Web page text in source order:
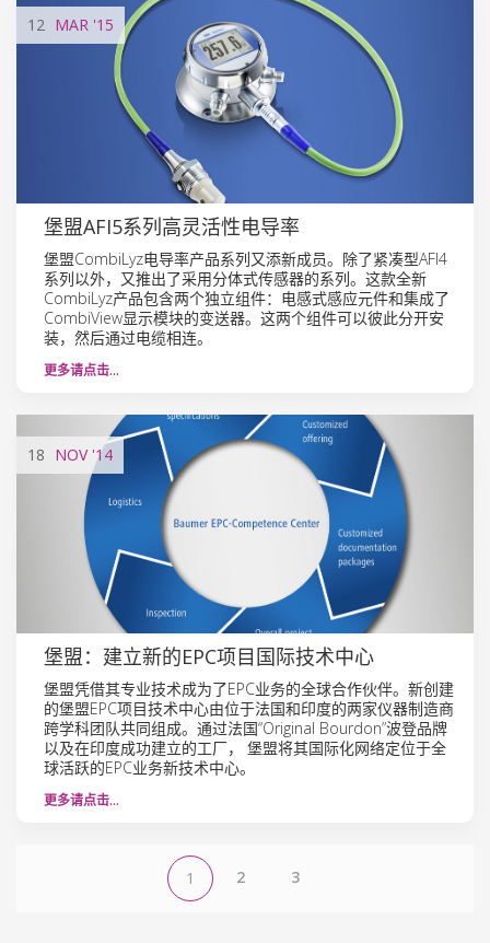
12 MAR '15
堡盟AFI5系列高灵活性电导率
堡盟CombiLyz电导率产品系列又添新成员。除了紧凑型AFI4
系列以外，又推出了采用分体式传感器的系列。这款全新
CombiLyz产品包含两个独立组件：电感式感应元件和集成了
CombiView显示模块的变送器。这两个组件可以彼此分开安
装，然后通过电缆相连。
更多请点击…
18 NOV'14
堡盟：建立新的EPC项目国际技术中心
堡盟凭借其专业技术成为了EPC业务的全球合作伙伴。新创建
的堡盟EPC项目技术中心由位于法国和印度的两家仪器制造商
跨学科团队共同组成。通过法国“Original Bourdon”波登品牌
以及在印度成功建立的工厂， 堡盟将其国际化网络定位于全
球活跃的EPC业务新技术中心。
更多请点击…
1 2 3